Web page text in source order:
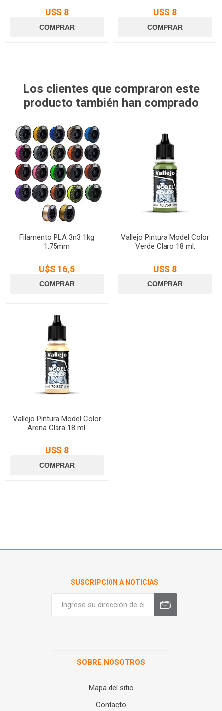
U$S 8 U$S 8
Los clientes que compraron este
producto también han comprado
Filamento PLA 3n3 1kg
1.75mm
U$S 16,5
Vallejo Pintura Model Color
Verde Claro 18 ml.
U$S 8
Vallejo Pintura Model Color
Arena Clara 18 ml.
U$S 8
SUSCRIPCIÓN A NOTICIAS
SOBRE NOSOTROS
Mapa del sitio
Contacto